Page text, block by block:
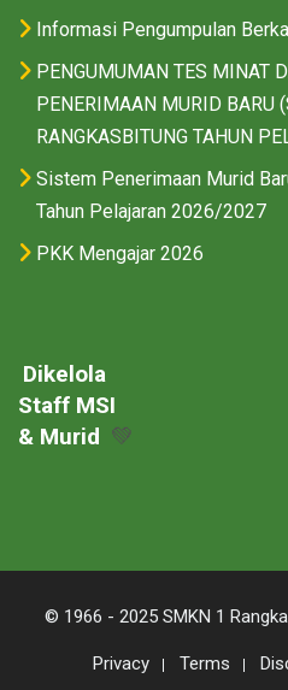
Informasi Pengumpulan
PENGUMUMAN TES MINAT
PENERIMAAN MURID BARU
RANGKASBITUNG TAHUN
Sistem Penerimaan Murid
Tahun Pelajaran 2026/2027
PKK Mengajar 2026
Dikelola
Staff MSI
& Murid 💚
© 1966 - 2025 SMKN 1
Privacy Terms